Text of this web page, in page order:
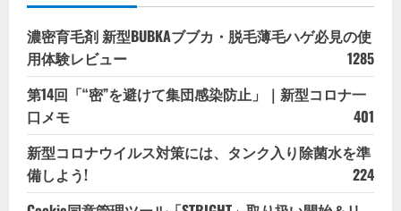
濃密育毛剤 新型BUBKAブブカ・脱毛薄毛ハゲ必見の使
用体験レビュー
1285
第14回「“密”を避けて集団感染防止」｜新型コロナ一
口メモ
401
新型コロナウイルス対策には、タンク入り除菌水を準
備しよう!
224